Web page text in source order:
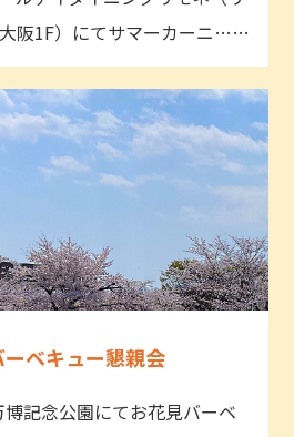
阪1F）にてサマーカーニ……
ベキュー懇親会
記念公園にてお花見バーベ